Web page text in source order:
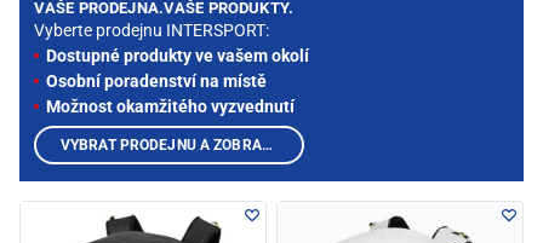
VAŠE PRODEJNA.VAŠE PRODUKTY.
Vyberte prodejnu INTERSPORT:
Dostupné produkty ve vašem okolí
Osobní poradenství na místě
Možnost okamžitého vyzvednutí
VYBRAT PRODEJNU A ZOBRAZIT PRODUKTY